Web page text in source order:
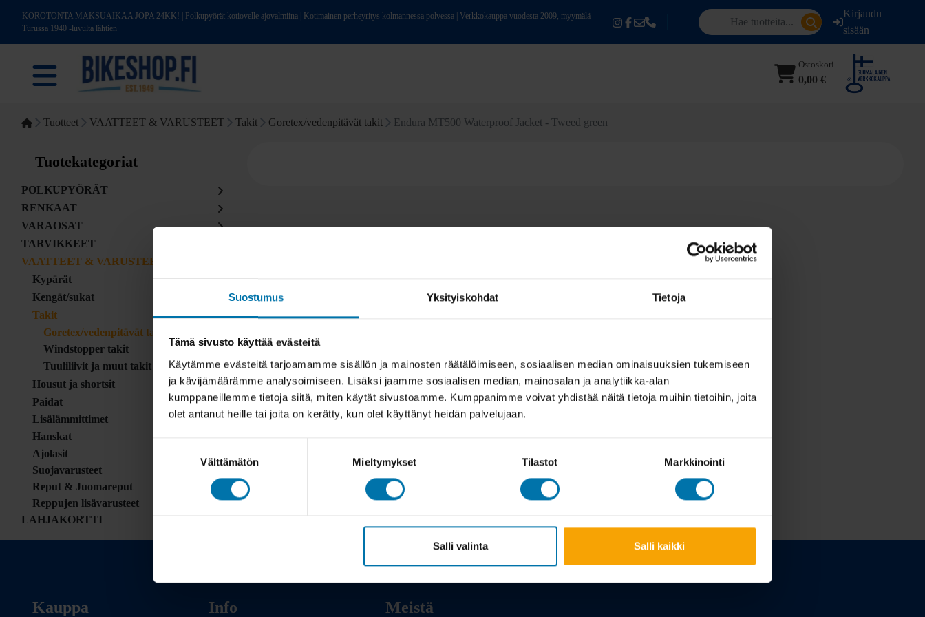
Suostumus Yksityiskohdat Tietoja
Tämä sivusto käyttää evästeitä
Käytämme evästeitä tarjoamamme sisällön ja mainosten räätälöimiseen, sosiaalisen median ominaisuuksien tukemiseen
ja kävijämäärämme analysoimiseen. Lisäksi jaamme sosiaalisen median, mainosalan ja analytiikka-alan
kumppaneillemme tietoja siitä, miten käytät sivustoamme. Kumppanimme voivat yhdistää näitä tietoja muihin tietoihin, joita
olet antanut heille tai joita on kerätty, kun olet käyttänyt heidän palvelujaan.
Välttämätön Mieltymykset Tilastot Markkinointi
Salli valinta Salli kaikki
KOROTONTA MAKSUAIKAA JOPA 24KK! | Polkupyörät kotiovelle ajovalmiina | Kotimainen perheyritys kolmannessa polvessa | Verkkokauppa vuodesta 2009, myymälä
Turussa 1940 -luvulta lähtien
Kirjaudu
sisään
Ostoskori
0,00 €
Tuotteet VAATTEET & VARUSTEET Takit Goretex/vedenpitävät takit Endura MT500 Waterproof Jacket - Tweed green
Tuotekategoriat
POLKUPYÖRÄT
RENKAAT
VARAOSAT
TARVIKKEET
VAATTEET & VARUSTEET
Kypärät
Kengät/sukat
Takit
Goretex/vedenpitävät takit
Windstopper takit
Tuuliliivit ja muut takit
Housut ja shortsit
Paidat
Lisälämmittimet
Hanskat
Ajolasit
Suojavarusteet
Reput & Juomareput
Reppujen lisävarusteet
LAHJAKORTTI
Kauppa Info Meistä